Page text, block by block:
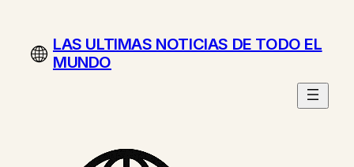
contenidoLAS ULTIMAS NOTICIAS DE TODO EL
MUNDO